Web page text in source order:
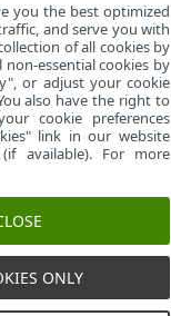
you the best optimized
and serve you with
of all cookies by
non-essential cookies by
or adjust your cookie
also have the right to
cookie preferences
link in our website
available). For more
ONLY